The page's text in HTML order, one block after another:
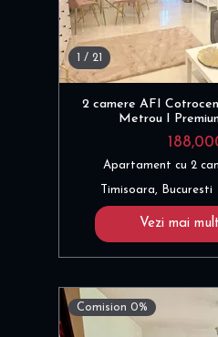
/ 21
2 camere AFI
Metrou I
Apartament cu 2
Timisoara, Bucuresti
Vezi mai
Comision 0%